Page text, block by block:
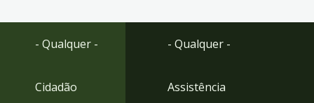
Ir
- Qualquer -
Cidadão
- Qualquer -
Assistência